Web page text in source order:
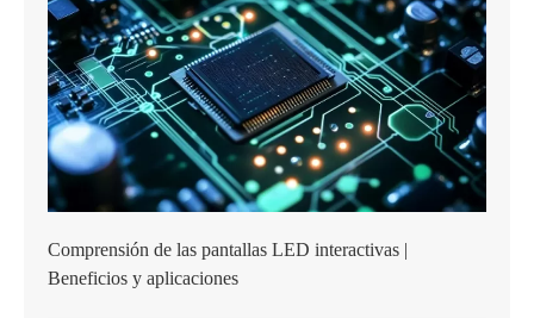
Comprensión de las pantallas LED interactivas |
Beneficios y aplicaciones